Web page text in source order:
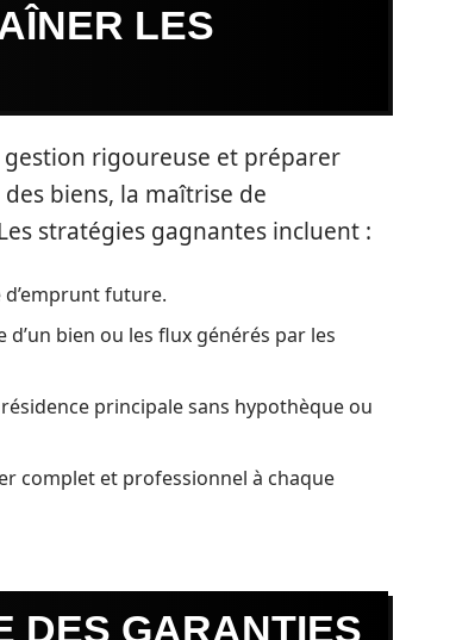
LES
rigoureuse et préparer
biens, la maîtrise de
stratégies gagnantes incluent :
future.
bien ou les flux générés par les
principale sans hypothèque ou
complet et professionnel à chaque
DES GARANTIES